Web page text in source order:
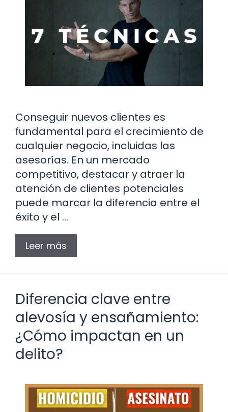
Conseguir nuevos clientes es
fundamental para el crecimiento de
cualquier negocio, incluidas las
asesorías. En un mercado
competitivo, destacar y atraer la
atención de clientes potenciales
puede marcar la diferencia entre el
éxito y el …
Leer más
Diferencia clave entre
alevosía y ensañamiento:
¿Cómo impactan en un
delito?